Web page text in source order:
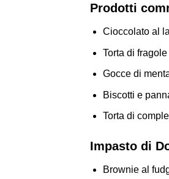
Prodotti
Cioccolato al
Torta di fragole
Gocce di
Biscotti e
Torta di
Impasto di
Brownie al